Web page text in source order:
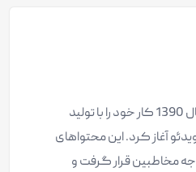
شرکت رایکا از آبان ماه سال 1390 کار خود را با تولید
آغاز کرد. این محتواهای
مخاطبین قرار گرفت و